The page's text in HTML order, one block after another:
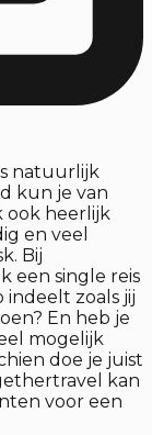
natuurlijk
kun je van
ook heerlijk
en veel
Bij
een single reis
indeelt zoals jij
En heb je
mogelijk
doe je juist
kan
voor een